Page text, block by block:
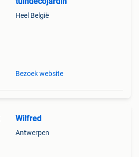
Heel België
Bezoek website
Wilfred
Antwerpen